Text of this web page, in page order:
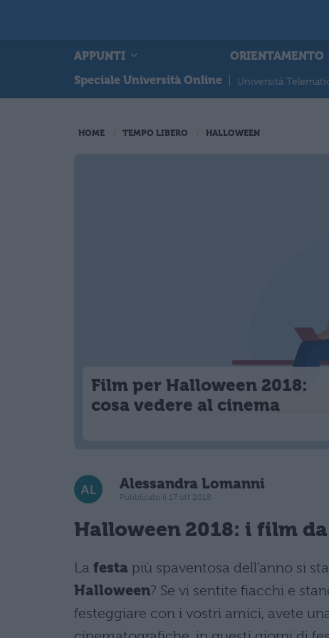
APPUNTI ORIENTAMENTO
Speciale Università Online
Università
HOME TEMPO LIBERO HALLOWEEN
Film per Halloween 2018:
cosa vedere al cinema
Alessandra Lomanni
Pubblicato il 17 ott 2018
Halloween 2018: i film
La festa più spaventosa dell’anno si
Halloween? Se vi sentite fiacchi e
festeggiare con i vostri amici, avete